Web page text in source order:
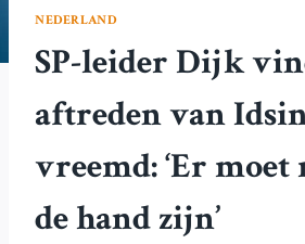
NEDERLAND
SP-leider Dijk
aftreden van
vreemd: ‘Er moet
de hand zijn’